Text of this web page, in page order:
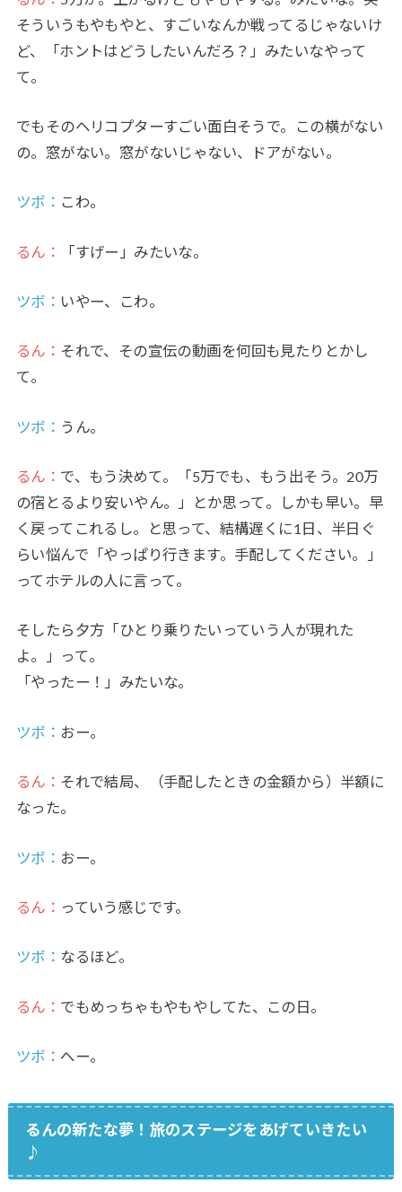
そういうもやもやと、すごいなんか戦ってるじゃないけ
ど、「ホントはどうしたいんだろ？」みたいなやって
て。
でもそのヘリコプターすごい面白そうで。この横がない
の。窓がない。窓がないじゃない、ドアがない。
ツボ： こわ。
るん： 「すげー」みたいな。
ツボ： いやー、こわ。
るん： それで、その宣伝の動画を何回も見たりとかし
て。
ツボ： うん。
るん： で、もう決めて。「5万でも、もう出そう。20万
の宿とるより安いやん。」とか思って。しかも早い。早
く戻ってこれるし。と思って、結構遅くに1日、半日ぐ
らい悩んで「やっぱり行きます。手配してください。」
ってホテルの人に言って。
そしたら夕方「ひとり乗りたいっていう人が現れた
よ。」って。
「やったー！」みたいな。
ツボ： おー。
るん： それで結局、（手配したときの金額から）半額に
なった。
ツボ： おー。
るん： っていう感じです。
ツボ： なるほど。
るん： でもめっちゃもやもやしてた、この日。
ツボ： へー。
るんの新たな夢！旅のステージをあげていきたい
♪